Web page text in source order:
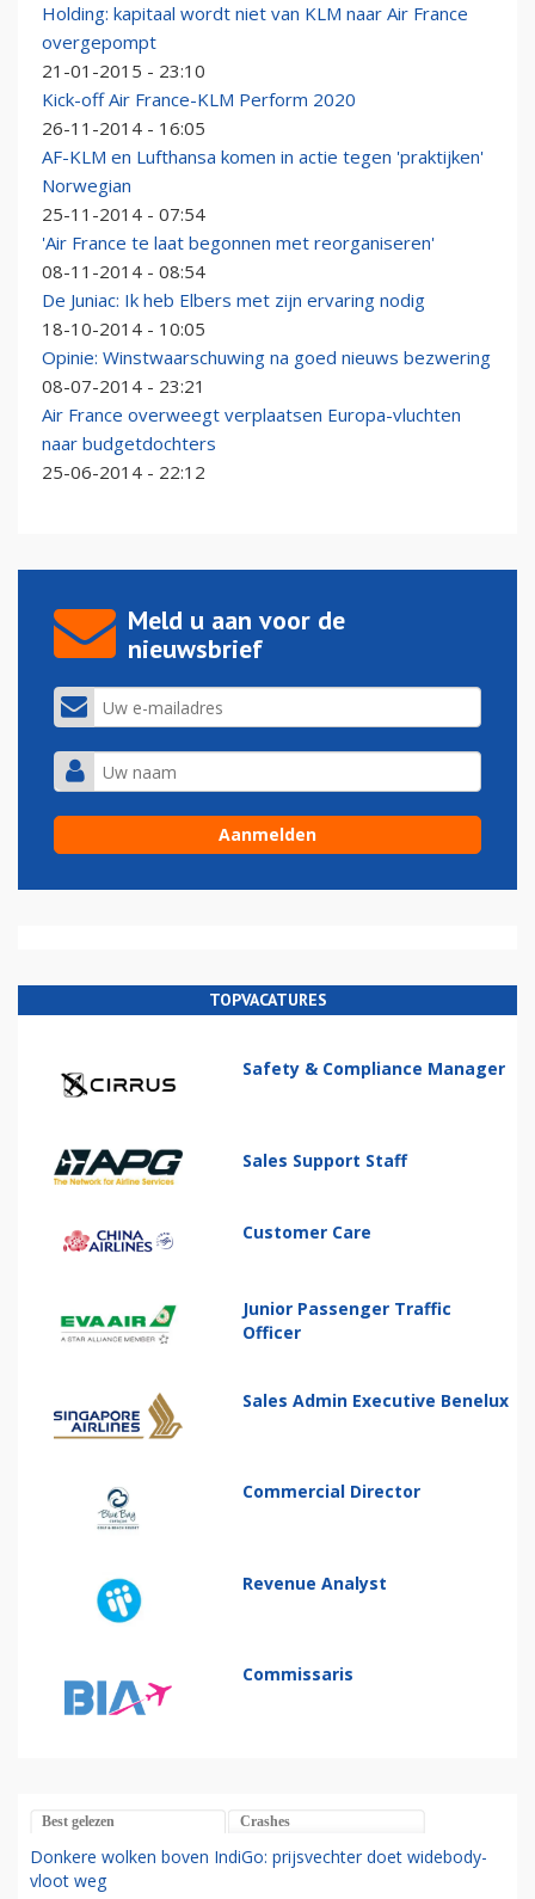
Holding: kapitaal wordt niet van KLM naar Air France
overgepompt
21-01-2015 - 23:10
Kick-off Air France-KLM Perform 2020
26-11-2014 - 16:05
AF-KLM en Lufthansa komen in actie tegen 'praktijken'
Norwegian
25-11-2014 - 07:54
'Air France te laat begonnen met reorganiseren'
08-11-2014 - 08:54
De Juniac: Ik heb Elbers met zijn ervaring nodig
18-10-2014 - 10:05
Opinie: Winstwaarschuwing na goed nieuws bezwering
08-07-2014 - 23:21
Air France overweegt verplaatsen Europa-vluchten
naar budgetdochters
25-06-2014 - 22:12
Meld u aan voor de
nieuwsbrief
TOPVACATURES
Safety & Compliance Manager
Sales Support Staff
Customer Care
Junior Passenger Traffic
Officer
Sales Admin Executive Benelux
Commercial Director
Revenue Analyst
Commissaris
Best gelezen Crashes
Donkere wolken boven IndiGo: prijsvechter doet widebody-
vloot weg